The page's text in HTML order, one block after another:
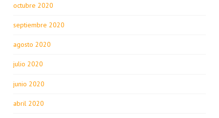
octubre 2020
septiembre 2020
agosto 2020
julio 2020
junio 2020
abril 2020